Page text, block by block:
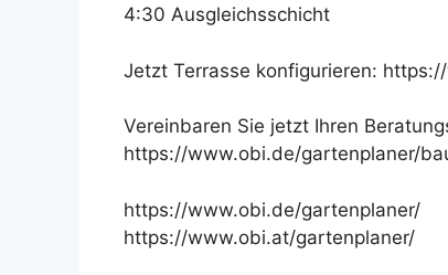
4:30 Ausgleichsschicht
Jetzt Terrasse konfigurieren:
Vereinbaren Sie jetzt Ihren
https://www.obi.de/gartenplaner/
https://www.obi.de/gartenplaner/
https://www.obi.at/gartenplaner/